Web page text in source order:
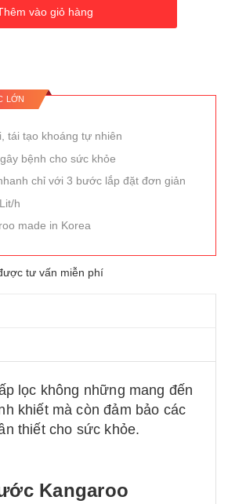
vào giỏ hàng
LỚN
tái tạo khoáng tự nhiên
bệnh cho sức khỏe
chỉ với 3 bước lắp đặt đơn giản
h
made in Korea
tư vấn miễn phí
lọc không những mang đến
khiết mà còn đảm bảo các
thiết cho sức khỏe.
Kangaroo